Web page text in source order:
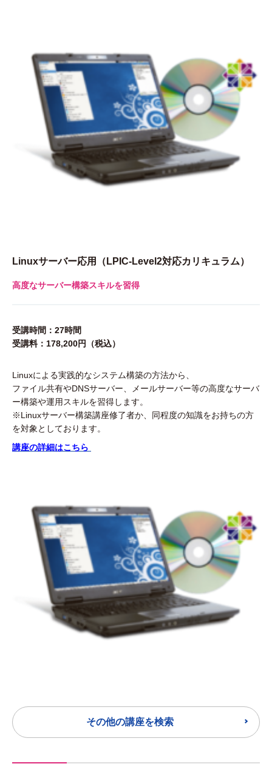
Linuxサーバー応用（ LPIC-Level2対応カリキュラム）
高度なサーバー構築スキルを習得
受講時間：27時間
受講料：178,200円（税込）
Linuxによる実践的なシステム構築の方法から、
ファイル共有やDNSサーバー、メールサーバー等の高度なサーバ
ー構築や運用スキルを習得します。
※Linuxサーバー構築講座修了者か、同程度の知識をお持ちの方
を対象としております。
講座の詳細はこちら
その他の講座を検索